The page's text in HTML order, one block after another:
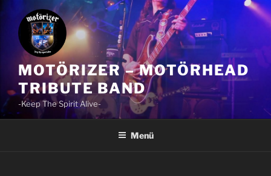
Inhalt
springen
MOTÖRIZER – MOTÖRHEAD
TRIBUTE BAND
-Keep The Spirit Alive-
Menü